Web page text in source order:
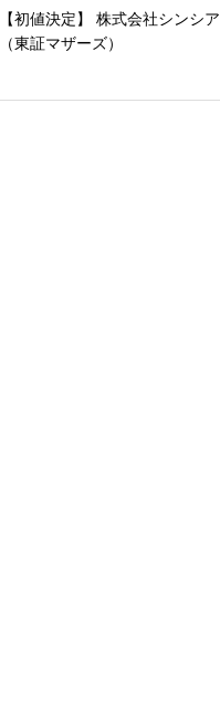
【初値決定】 株式会社シンシア
（東証マザーズ）